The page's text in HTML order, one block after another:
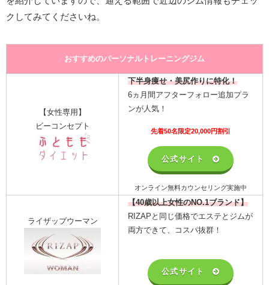
クしてみてくださいね。
おすすめのパーソナルトレーニングジム
【女性専用】
ビーコンセプト
下半身痩せ・美尻作りに特化！
6ヵ月間アフターフォロー追加プラ
ンが人気！
先着50名限定20,000円割引
公式サイト
オンライン無料カウンセリング実施中
ライザップウーマン
【40歳以上女性のNO.1ブランド】
RIZAPと同じ価格でエステとジムが
両方できて、コスパ抜群！
公式サイト